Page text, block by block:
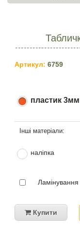
Артикул: 6759
пластик 3мм
наліпка
Ламінування
Купити